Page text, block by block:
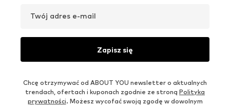
Twój adres e-mail
Zapisz się
Chcę otrzymywać od ABOUT YOU newsletter o aktualnych
trendach, ofertach i kuponach zgodnie ze stroną Polityka
prywatności. Możesz wycofać swoją zgodę w dowolnym